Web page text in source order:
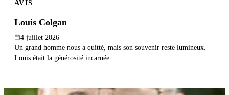
AVIS
Louis Colgan
4 juillet 2026
Un grand homme nous a quitté, mais son souvenir reste lumineux.
Louis était la générosité incarnée...